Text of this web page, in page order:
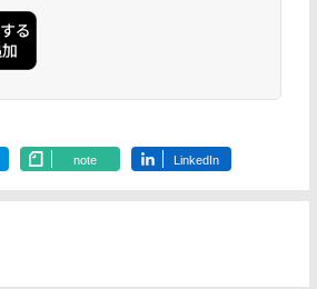
note LinkedIn